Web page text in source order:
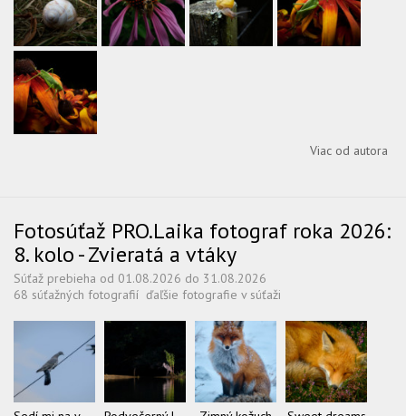
Viac od autora
Fotosúťaž PRO.Laika fotograf roka 2026:
8. kolo - Zvieratá a vtáky
Súťaž prebieha od 01.08.2026 do 31.08.2026
68 súťažných fotografií ďaľšie fotografie v súťaži